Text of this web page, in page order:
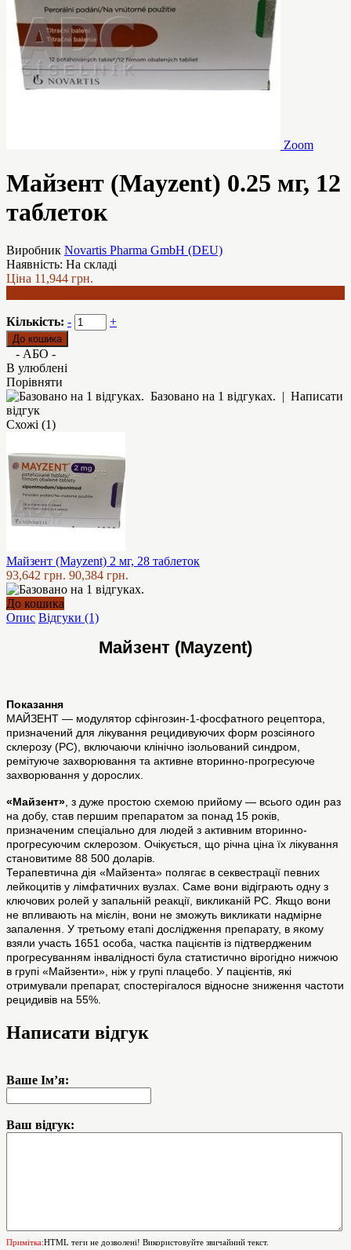
Zoom
Майзент (Mayzent) 0.25 мг, 12
таблеток
Виробник Novartis Pharma GmbH (DEU)
Наявність: На складі
Ціна 11,944 грн.
Кількість: - +
- АБО -
В улюблені
Порівняти
Базовано на 1 відгуках. | Написати
відгук
Схожі (1)
Майзент (Mayzent) 2 мг, 28 таблеток
93,642 грн. 90,384 грн.
До кошика
Опис Відгуки (1)
Майзент (Mayzent)
Показання
МАЙЗЕНТ — модулятор сфінгозин-1-фосфатного рецептора,
призначений для лікування рецидивуючих форм розсіяного
склерозу (РС), включаючи клінічно ізольований синдром,
ремітуюче захворювання та активне вторинно-прогресуюче
захворювання у дорослих.
«Майзент», з дуже простою схемою прийому — всього один раз
на добу, став першим препаратом за понад 15 років,
призначеним спеціально для людей з активним вторинно-
прогресуючим склерозом. Очікується, що річна ціна їх лікування
становитиме 88 500 доларів.
Терапевтична дія «Майзента» полягає в секвестрації певних
лейкоцитів у лімфатичних вузлах. Саме вони відіграють одну з
ключових ролей у запальній реакції, викликаній РС. Якщо вони
не впливають на мієлін, вони не зможуть викликати надмірне
запалення. У третьому етапі дослідження препарату, в якому
взяли участь 1651 особа, частка пацієнтів із підтвердженим
прогресуванням інвалідності була статистично вірогідно нижчою
в групі «Майзенти», ніж у групі плацебо. У пацієнтів, які
отримували препарат, спостерігалося відносне зниження частоти
рецидивів на 55%.
Написати відгук
Ваше Ім’я:
Ваш відгук:
Примітка:HTML теги не дозволені! Використовуйте звичайний текст.